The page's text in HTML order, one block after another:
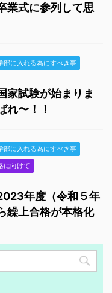
業式に参列して思
部に入れる為にすべき事
家試験が始まりま
れ〜！！
部に入れる為にすべき事
に向けて
年度（令和５年
繰上合格が本格化